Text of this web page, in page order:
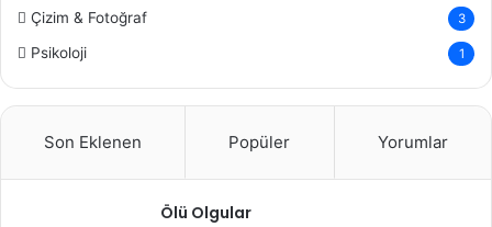
Çizim & Fotoğraf 3
Psikoloji 1
Son Eklenen Popüler Yorumlar
Ölü Olgular